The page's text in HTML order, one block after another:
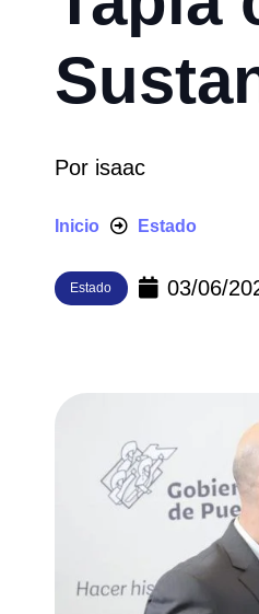
Por isaac
Inicio Estado
Estado 03/06/